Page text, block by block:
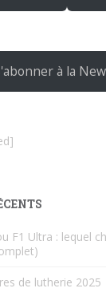
à la
F1 Ultra : lequel
de lutherie 2025